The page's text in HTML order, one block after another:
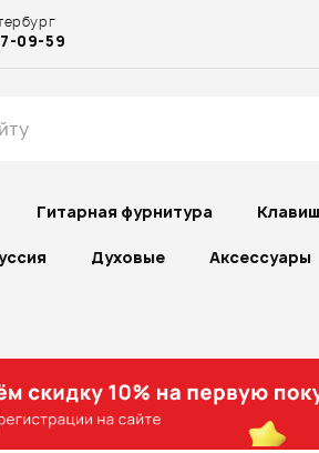
09-59
Гитарная фурнитура
Духовые Аксессуары